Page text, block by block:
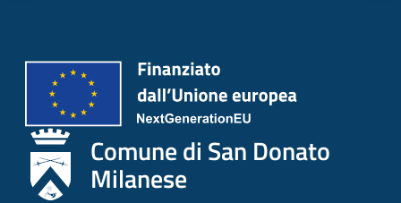
Comune di San Donato
Milanese